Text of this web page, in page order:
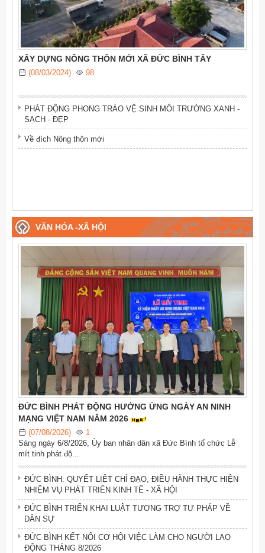
XÂY DỰNG NÔNG THÔN MỚI XÃ ĐỨC BÌNH TÂY
(08/03/2024) 98
PHÁT ĐỘNG PHONG TRÀO VỆ SINH MÔI TRƯỜNG XANH -
SẠCH - ĐẸP
Về đích Nông thôn mới
VĂN HÓA -XÃ HỘI
ĐỨC BÌNH PHÁT ĐỘNG HƯỞNG ỨNG NGÀY AN NINH
MẠNG VIỆT NAM NĂM 2026
(07/08/2026)
1
Sáng ngày 6/8/2026, Ủy ban nhân dân xã Đức Bình tổ chức Lễ
mít tinh phát độ...
ĐỨC BÌNH: QUYẾT LIỆT CHỈ ĐẠO, ĐIỀU HÀNH THỰC HIỆN
NHIỆM VỤ PHÁT TRIỂN KINH TẾ - XÃ HỘI
ĐỨC BÌNH TRIỂN KHAI LUẬT TƯƠNG TRỢ TƯ PHÁP VỀ
DÂN SỰ
ĐỨC BÌNH KẾT NỐI CƠ HỘI VIỆC LÀM CHO NGƯỜI LAO
ĐỘNG THÁNG 8/2026